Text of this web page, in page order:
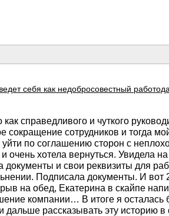
себя как недобросовестный
справедливого и чуткого
сотрудников и тогда
по соглашению сторон с
хотела вернуться. Увидела на
и свои реквизиты для
Подписала документы. И вот
на обед, Екатерина в скайпе
компании… В итоге я осталась
рассказывать эту историю в